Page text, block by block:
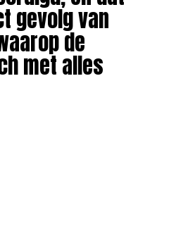
gevolg van
de
met alles